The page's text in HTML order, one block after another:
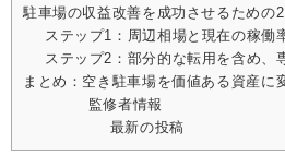
駐車場の収益改善を成功させるための
ステップ1：周辺相場と現在の稼働
ステップ2：部分的な転用を含め、
まとめ：空き駐車場を価値ある資産に
監修者情報
最新の投稿